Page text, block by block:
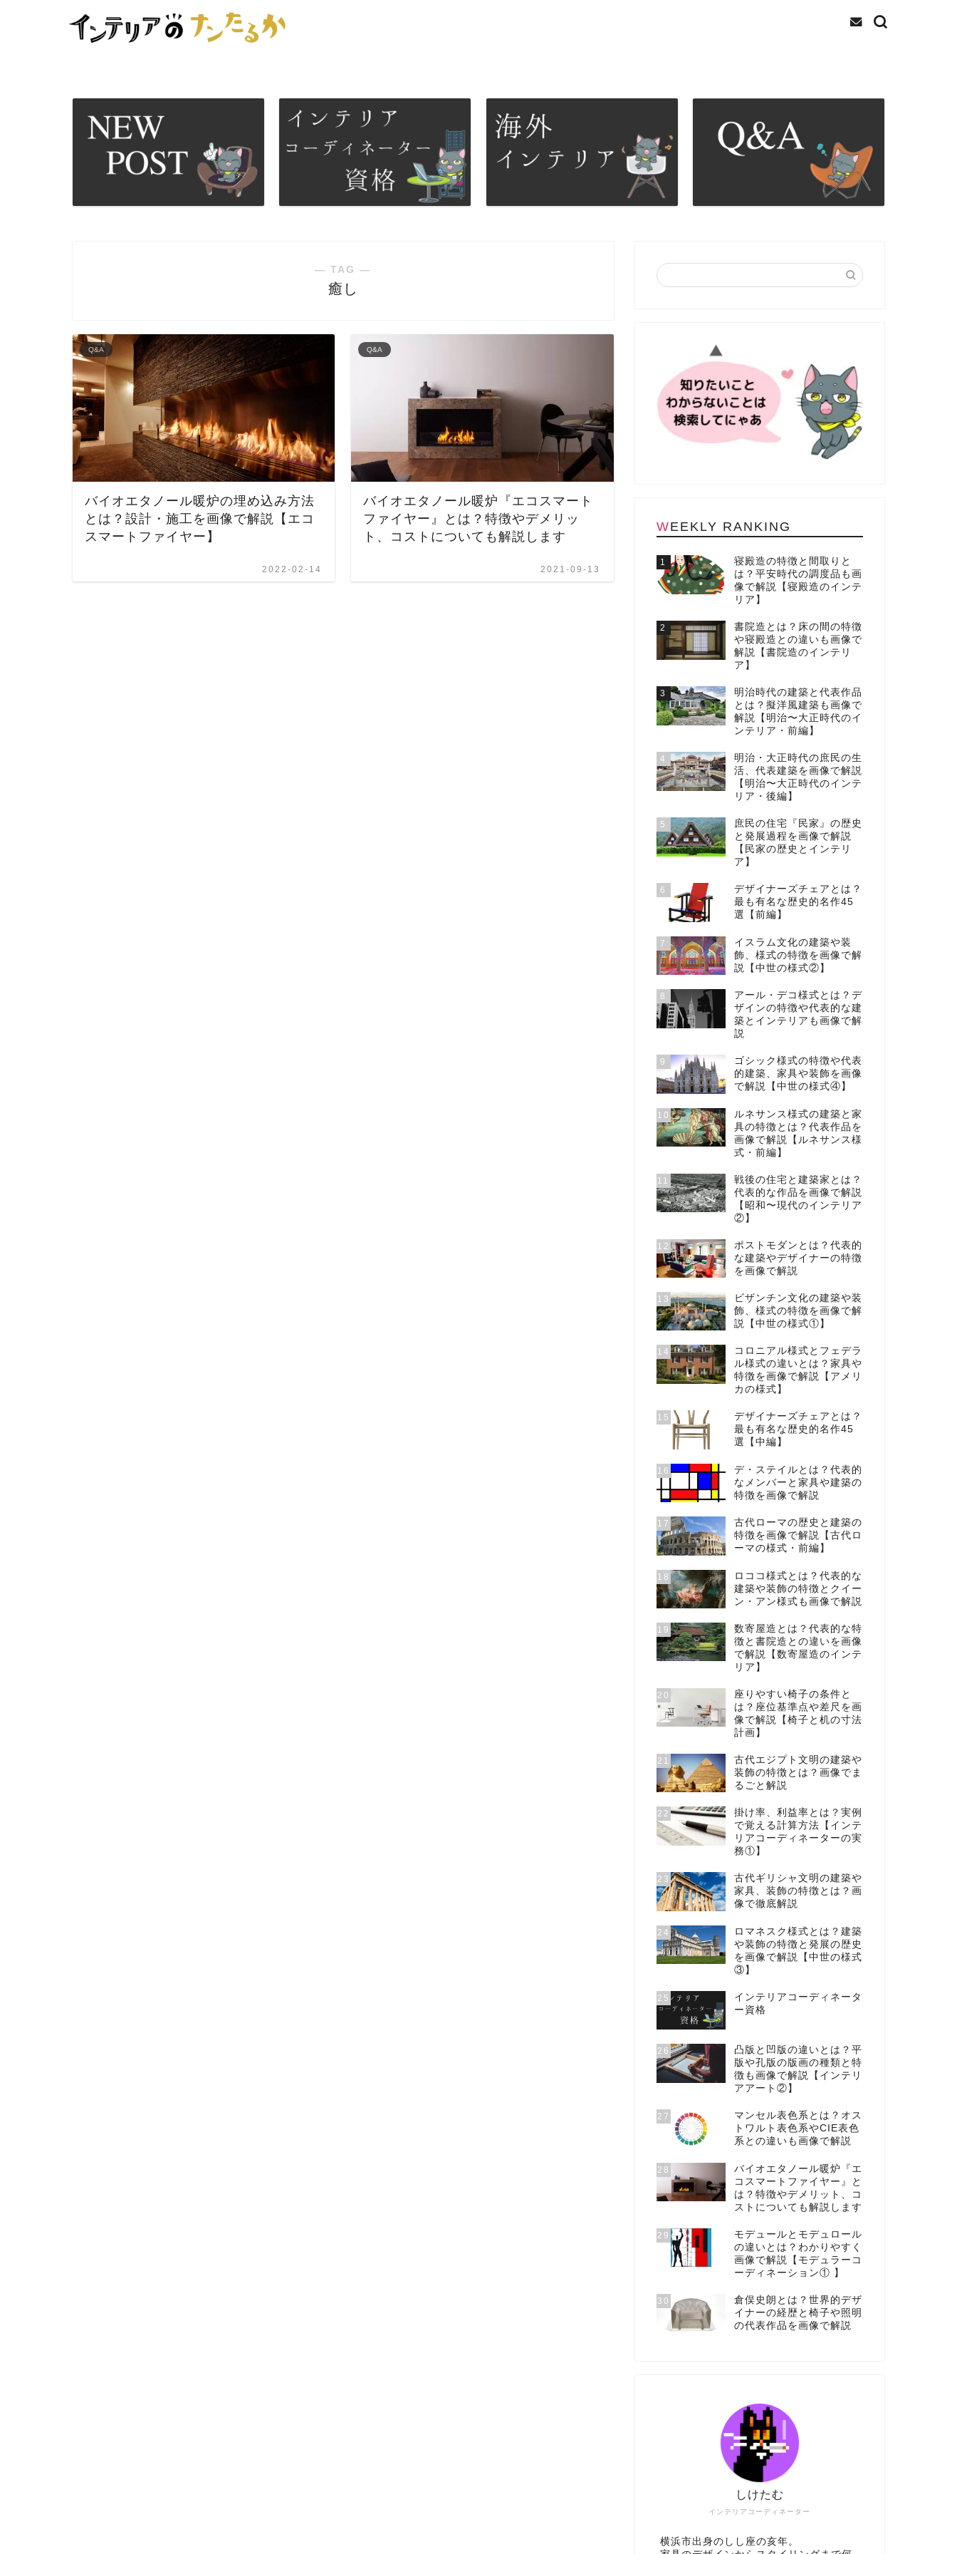
― TAG ―
癒し
Q&A
バイオエタノール暖炉の埋め込み方法
とは？設計・施工を画像で解説【エコ
スマートファイヤー】
2022-02-14
Q&A
バイオエタノール暖炉『エコスマート
ファイヤー』とは？特徴やデメリッ
ト、コストについても解説します
2021-09-13
WEEKLY RANKING
1
寝殿造の特徴と間取りと
は？平安時代の調度品も画
像で解説【寝殿造のインテ
リア】
2
書院造とは？床の間の特徴
や寝殿造との違いも画像で
解説【書院造のインテリ
ア】
3
明治時代の建築と代表作品
とは？擬洋風建築も画像で
解説【明治〜大正時代のイ
ンテリア・前編】
4
明治・大正時代の庶民の生
活、代表建築を画像で解説
【明治〜大正時代のインテ
リア・後編】
5
庶民の住宅『民家』の歴史
と発展過程を画像で解説
【民家の歴史とインテリ
ア】
6
デザイナーズチェアとは？
最も有名な歴史的名作45
選【前編】
7
イスラム文化の建築や装
飾、様式の特徴を画像で解
説【中世の様式②】
8
アール・デコ様式とは？デ
ザインの特徴や代表的な建
築とインテリアも画像で解
説
9
ゴシック様式の特徴や代表
的建築、家具や装飾を画像
で解説【中世の様式④】
10
ルネサンス様式の建築と家
具の特徴とは？代表作品を
画像で解説【ルネサンス様
式・前編】
11
戦後の住宅と建築家とは？
代表的な作品を画像で解説
【昭和〜現代のインテリア
②】
12
ポストモダンとは？代表的
な建築やデザイナーの特徴
を画像で解説
13
ビザンチン文化の建築や装
飾、様式の特徴を画像で解
説【中世の様式①】
14
コロニアル様式とフェデラ
ル様式の違いとは？家具や
特徴を画像で解説【アメリ
カの様式】
15
デザイナーズチェアとは？
最も有名な歴史的名作45
選【中編】
16
デ・ステイルとは？代表的
なメンバーと家具や建築の
特徴を画像で解説
17
古代ローマの歴史と建築の
特徴を画像で解説【古代ロ
ーマの様式・前編】
18
ロココ様式とは？代表的な
建築や装飾の特徴とクイー
ン・アン様式も画像で解説
19
数寄屋造とは？代表的な特
徴と書院造との違いを画像
で解説【数寄屋造のインテ
リア】
20
座りやすい椅子の条件と
は？座位基準点や差尺を画
像で解説【椅子と机の寸法
計画】
21
古代エジプト文明の建築や
装飾の特徴とは？画像でま
るごと解説
22
掛け率、利益率とは？実例
で覚える計算方法【インテ
リアコーディネーターの実
務①】
23
古代ギリシャ文明の建築や
家具、装飾の特徴とは？画
像で徹底解説
24
ロマネスク様式とは？建築
や装飾の特徴と発展の歴史
を画像で解説【中世の様式
③】
25
インテリアコーディネータ
ー資格
26
凸版と凹版の違いとは？平
版や孔版の版画の種類と特
徴も画像で解説【インテリ
アアート②】
27
マンセル表色系とは？オス
トワルト表色系やCIE表色
系との違いも画像で解説
28
バイオエタノール暖炉『エ
コスマートファイヤー』と
は？特徴やデメリット、コ
ストについても解説します
29
モデュールとモデュロール
の違いとは？わかりやすく
画像で解説【モデュラーコ
ーディネーション① 】
30
倉俣史朗とは？世界的デザ
イナーの経歴と椅子や照明
の代表作品を画像で解説
インテリアコーディネーター
しけたむ
横浜市出身のしし座の亥年。